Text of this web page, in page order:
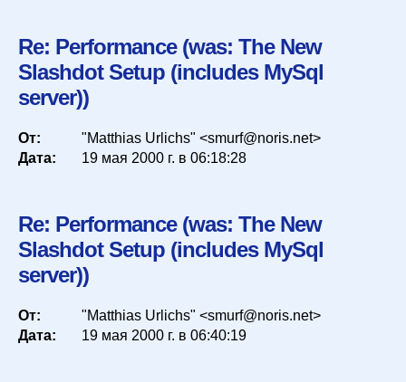
Re: Performance (was: The New
Slashdot Setup (includes MySql
server))
От:
"Matthias Urlichs" <smurf@noris.net>
Дата:
19 мая 2000 г. в 06:18:28
Re: Performance (was: The New
Slashdot Setup (includes MySql
server))
От:
"Matthias Urlichs" <smurf@noris.net>
Дата:
19 мая 2000 г. в 06:40:19